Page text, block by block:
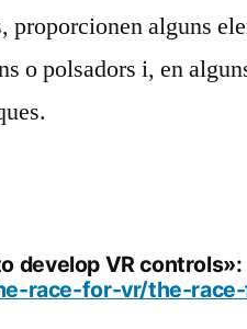
alguns
o polsadors i, en
develop VR controls»:
race-for-vr/the-